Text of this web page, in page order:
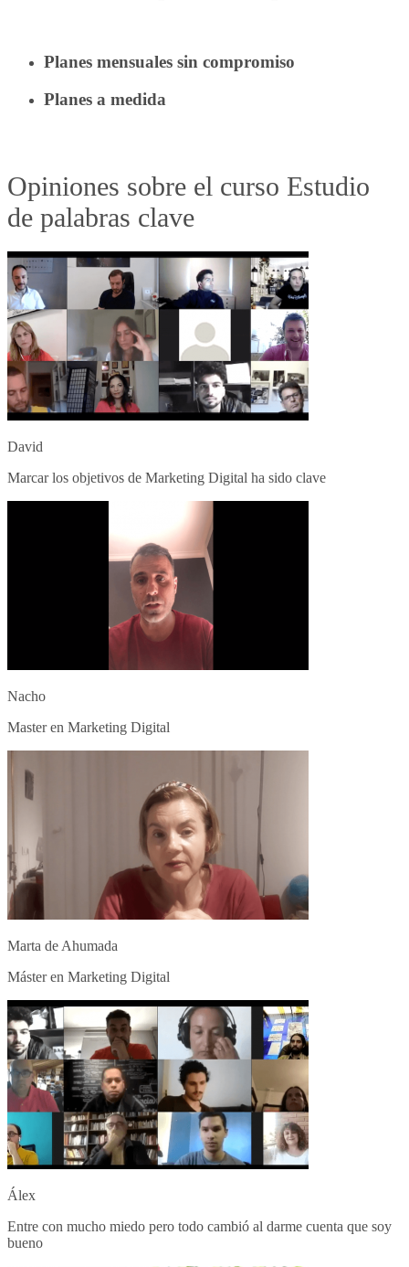
Planes mensuales sin compromiso
Planes a medida
Opiniones sobre el curso Estudio
de palabras clave
David
Marcar los objetivos de Marketing Digital ha sido clave
Nacho
Master en Marketing Digital
Marta de Ahumada
Máster en Marketing Digital
Álex
Entre con mucho miedo pero todo cambió al darme cuenta que soy
bueno